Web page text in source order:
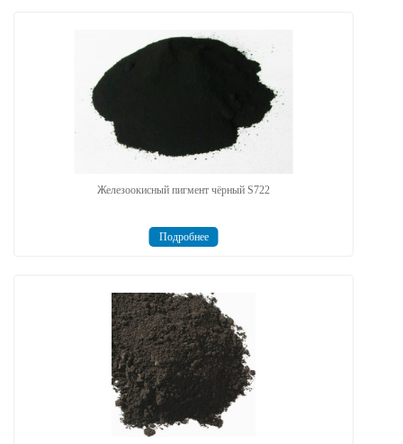
Железоокисный пигмент чёрный S722
Подробнее